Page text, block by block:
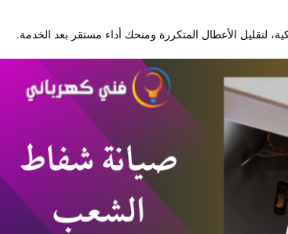
لتقليل الأعطال المتكررة ومنحك أداء مستقر بعد الخدمة.